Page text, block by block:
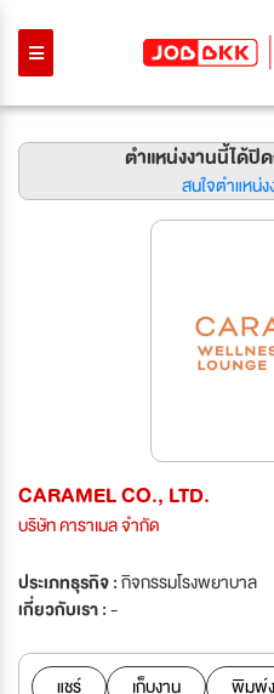
ตำแหน่งงานนี้ได้ปิ
สนใจตำแหน่
CARAMEL CO., LTD.
บริษัท คาราเมล จำกัด
ประเภทธุรกิจ :กิจกรรมโรงพยาบาล
เกี่ยวกับเรา :-
แชร์ เก็บงาน
พิมพ์